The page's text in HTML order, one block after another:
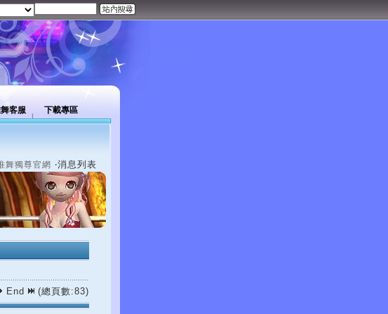
客服 下載專區
舞獨尊官網 ‧消息列表
End (總頁數:83)